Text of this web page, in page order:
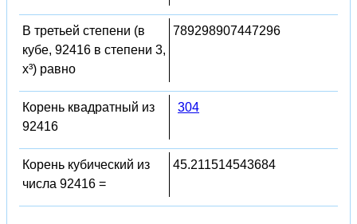
В третьей степени (в
кубе, 92416 в степени 3,
x³) равно
789298907447296
Корень квадратный из
92416
304
Корень кубический из
числа 92416 =
45.211514543684